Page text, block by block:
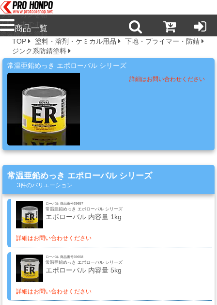
新
商
塗
料・
剤・
カ
ル
品
プロ本舗ではス
プレーガンを格
安販売中です。
塗装機器と塗料
の販売は京都の
プロホンポで！
商品一覧
TOP 塗料・溶剤・ケミカル用品
下地・プライマー・防錆
ジンク系防錆塗料
常温亜鉛めっき エポローバル シリーズ
詳細はお問い合わせください
常温亜鉛めっき エポローバル シリーズ
3件のバリエーション
ローバル 商品番号39657
常温亜鉛めっき エポローバル シリーズ
エポローバル 内容量 1kg
詳細はお問い合わせください
ローバル 商品番号39658
常温亜鉛めっき エポローバル シリーズ
エポローバル 内容量 5kg
詳細はお問い合わせください